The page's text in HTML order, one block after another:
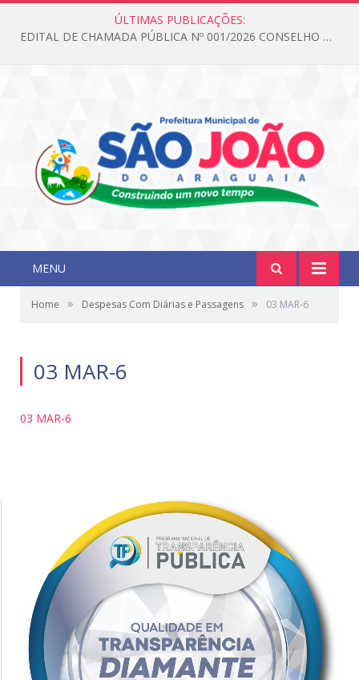
ÚLTIMAS PUBLICAÇÕES:
EDITAL DE CHAMADA PÚBLICA Nº 001/2026 CONSELHO DOS DIREITOS DA CRIANÇA E DO ADOLESCENTE
MENU
Home » Despesas Com Diárias e Passagens » 03 MAR-6
03 MAR-6
03 MAR-6